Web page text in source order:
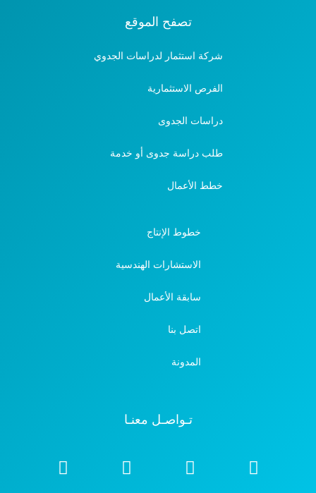
تصفح الموقع
شركة استثمار لدراسات الجدوي
الفرص الاستثمارية
دراسات الجدوى
طلب دراسة جدوى أو خدمة
خطط الأعمال
خطوط الإنتاج
الاستشارات الهندسية
سابقة الأعمال
اتصل بنا
المدونة
تـواصـل معنـا